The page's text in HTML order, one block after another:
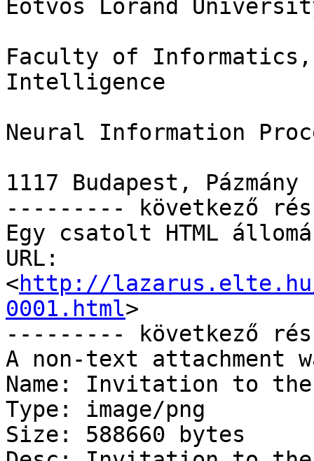
Eötvös Loránd
Faculty of
Intelligence
Neural Information
1117 Budapest,
--------- következő
Egy csatolt HTML
URL:
<http://lazarus.elte.hu/
0001.html>
--------- következő
A non-text attachment
Name: Invitation to the
Type: image/png
Size: 588660 bytes